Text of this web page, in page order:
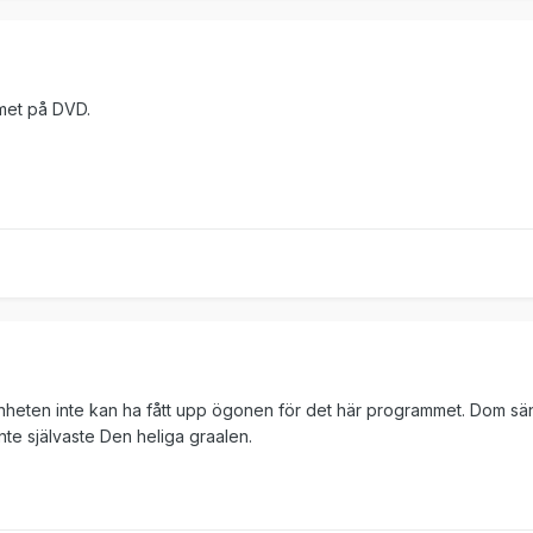
på DVD.
inte kan ha fått upp ögonen för det här programmet. Dom
självaste Den heliga graalen.